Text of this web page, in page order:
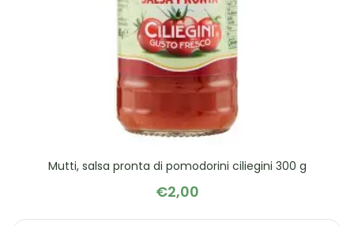
Mutti, salsa pronta di pomodorini ciliegini 300 g
€2,00